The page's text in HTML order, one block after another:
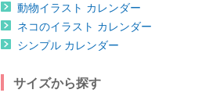
動物イラスト カレンダー
ネコのイラスト カレンダー
シンプル カレンダー
サイズから探す